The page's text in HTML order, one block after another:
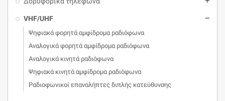
VHF/UHF remove
Ψηφιακά φορητά αμφίδρομα ραδιόφωνα
Αναλογικά φορητά αμφίδρομα ραδιόφωνα
Αναλογικά κινητά ραδιόφωνα
Ψηφιακά κινητά αμφίδρομα ραδιόφωνα
Ραδιοφωνικοί επαναλήπτες διπλής κατεύθυνσης